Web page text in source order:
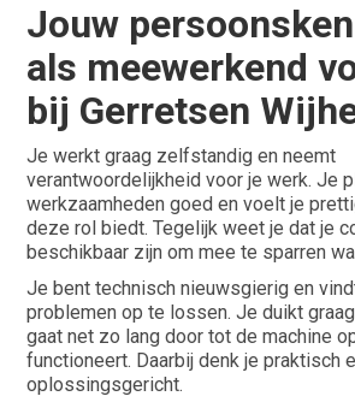
Jouw
als meewerkend
bij Gerretsen
Je werkt graag zelfstandig en neemt
verantwoordelijkheid voor je werk. Je
werkzaamheden goed en voelt je
deze rol biedt. Tegelijk weet je dat je
beschikbaar zijn om mee te sparren
Je bent technisch nieuwsgierig en
problemen op te lossen. Je duikt
gaat net zo lang door tot de machine
functioneert. Daarbij denk je praktisch
oplossingsgericht.